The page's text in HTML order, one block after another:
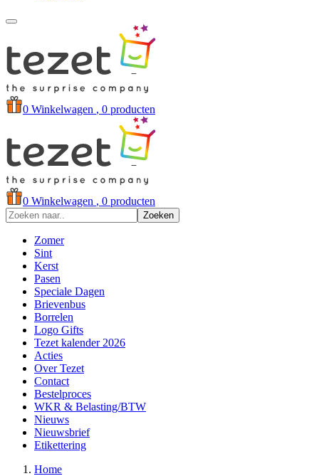
0 Winkelwagen , 0 producten
0 Winkelwagen , 0 producten
Zoeken
Zomer
Sint
Kerst
Pasen
Speciale Dagen
Brievenbus
Borrelen
Logo Gifts
Tezet kalender 2026
Acties
Over Tezet
Contact
Bestelproces
WKR & Belasting/BTW
Nieuws
Nieuwsbrief
Etikettering
Home